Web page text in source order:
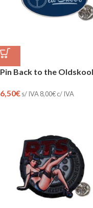
Pin Back to the
6,50€s/ IVA 8,00€c/ IVA